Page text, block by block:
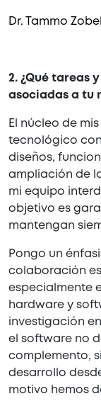
Dr. Tammo Zobel
2. ¿Qué tareas
asociadas a tu
El núcleo de
tecnológico
diseños,
ampliación de
mi equipo
objetivo es
mantengan
Pongo un
colaboración
especialmente
hardware y
investigación
el software no
complemento,
desarrollo
motivo hemos